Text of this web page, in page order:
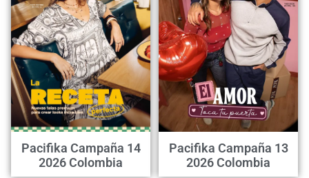
Pacifika Campaña 14
2026 Colombia
Pacifika Campaña 13
2026 Colombia